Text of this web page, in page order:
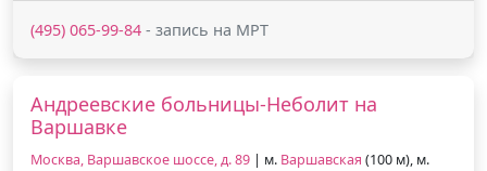
(495) 065-99-84 - запись на МРТ
Андреевские больницы-Неболит на
Варшавке
Москва, Варшавское шоссе, д. 89 | м. Варшавская (100 м), м.